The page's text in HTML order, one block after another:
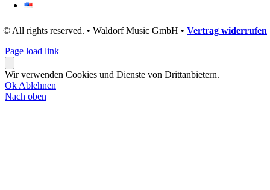
© All rights reserved. • Waldorf Music GmbH • Vertrag widerrufen
Page load link
Wir verwenden Cookies und Dienste von Drittanbietern.
Ok Ablehnen
Nach oben